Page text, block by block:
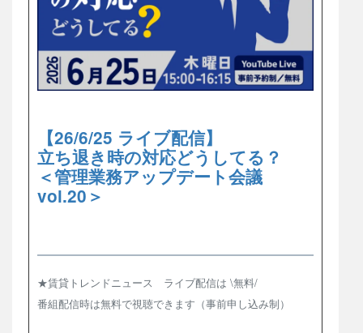
【26/6/25 ライブ配信】
立ち退き時の対応どうしてる？
＜管理業務アップデート会議
vol.20＞
★賃貸トレンドニュース ライブ配信は \無料/
番組配信時は無料で視聴できます（事前申し込み制）